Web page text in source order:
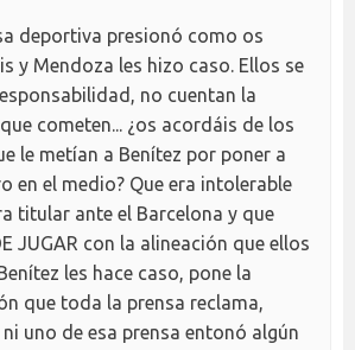
deportiva presionó como os
y Mendoza les hizo caso. Ellos se
no cuentan la
cometen... ¿os acordáis de los
le metían a Benítez por poner a
en el medio? Que era intolerable
titular ante el Barcelona y que
JUGAR con la alineación que ellos
les hace caso, pone la
que toda la prensa reclama,
uno de esa prensa entonó algún